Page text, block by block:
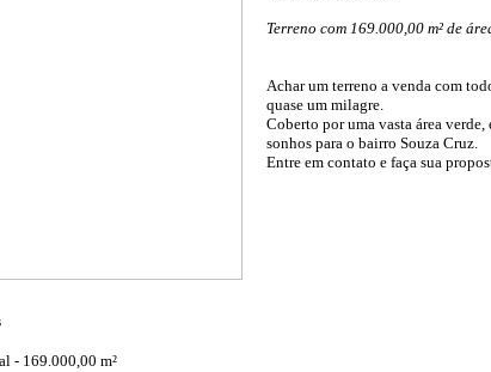
Terreno com 169.000,00 m² de
Achar um terreno a venda com
quase um milagre.
Coberto por uma vasta área
sonhos para o bairro Souza Cruz.
Entre em contato e faça sua
- 169.000,00 m²